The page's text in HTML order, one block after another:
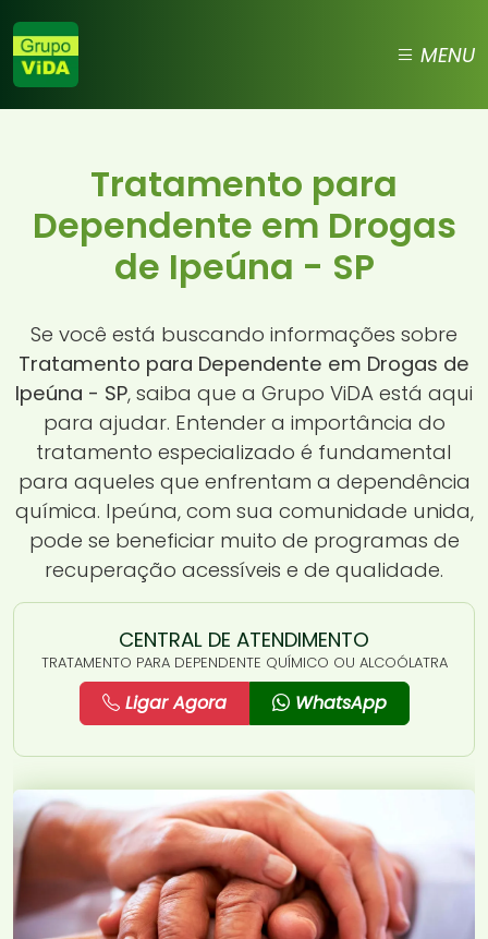
MENU
Tratamento para
Dependente em Drogas
de Ipeúna - SP
Se você está buscando informações sobre
Tratamento para Dependente em Drogas de
Ipeúna - SP, saiba que a Grupo ViDA está aqui
para ajudar. Entender a importância do
tratamento especializado é fundamental
para aqueles que enfrentam a dependência
química. Ipeúna, com sua comunidade unida,
pode se beneficiar muito de programas de
recuperação acessíveis e de qualidade.
CENTRAL DE ATENDIMENTO
TRATAMENTO PARA DEPENDENTE QUÍMICO OU ALCOÓLATRA
Ligar Agora WhatsApp